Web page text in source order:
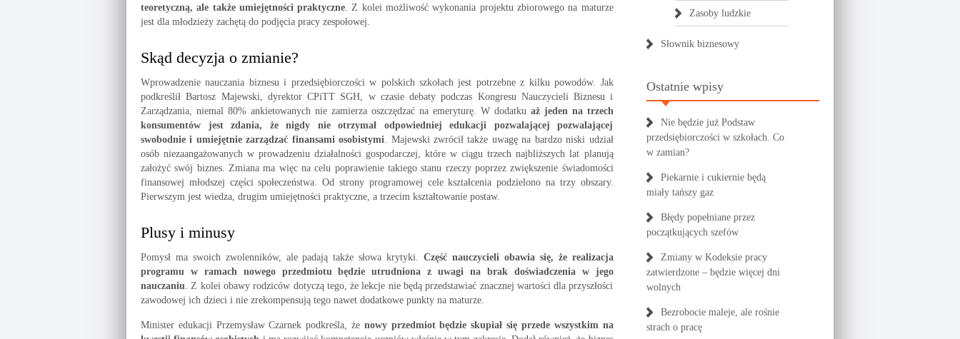
teoretyczną, ale także umiejętności praktyczne. Z kolei możliwość wykonania projektu zbiorowego na maturze
jest dla młodzieży zachętą do podjęcia pracy zespołowej.
Skąd decyzja o zmianie?
Wprowadzenie nauczania biznesu i przedsiębiorczości w polskich szkołach jest potrzebne z kilku powodów. Jak
podkreślił Bartosz Majewski, dyrektor CPiTT SGH, w czasie debaty podczas Kongresu Nauczycieli Biznesu i
Zarządzania, niemal 80% ankietowanych nie zamierza oszczędzać na emeryturę. W dodatku aż jeden na trzech
konsumentów jest zdania, że nigdy nie otrzymał odpowiedniej edukacji pozwalającej pozwalającej
swobodnie i umiejętnie zarządzać finansami osobistymi. Majewski zwrócił także uwagę na bardzo niski udział
osób niezaangażowanych w prowadzeniu działalności gospodarczej, które w ciągu trzech najbliższych lat planują
założyć swój biznes. Zmiana ma więc na celu poprawienie takiego stanu rzeczy poprzez zwiększenie świadomości
finansowej młodszej części społeczeństwa. Od strony programowej cele kształcenia podzielono na trzy obszary.
Pierwszym jest wiedza, drugim umiejętności praktyczne, a trzecim kształtowanie postaw.
Plusy i minusy
Pomysł ma swoich zwolenników, ale padają także słowa krytyki.Część nauczycieli obawia się, że realizacja
programu w ramach nowego przedmiotu będzie utrudniona z uwagi na brak doświadczenia w jego
nauczaniu. Z kolei obawy rodziców dotyczą tego, że lekcje nie będą przedstawiać znacznej wartości dla przyszłości
zawodowej ich dzieci i nie zrekompensują tego nawet dodatkowe punkty na maturze.
Minister edukacji Przemysław Czarnek podkreśla, że nowy przedmiot będzie skupiał się przede wszystkim na
Zasoby ludzkie
Słownik biznesowy
Ostatnie wpisy
Nie będzie już Podstaw
przedsiębiorczości w szkołach. Co
w zamian?
Piekarnie i cukiernie będą
miały tańszy gaz
Błędy popełniane przez
początkujących szefów
Zmiany w Kodeksie pracy
zatwierdzone – będzie więcej dni
wolnych
Bezrobocie maleje, ale rośnie
strach o pracę